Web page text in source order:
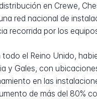
en Crewe,
red nacional de
recorrida por los
el Reino Unido,
y Gales, con
en las
de más del 80%